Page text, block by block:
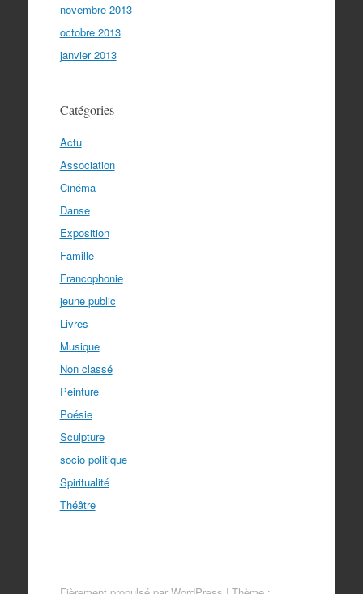
novembre 2013
octobre 2013
janvier 2013
Catégories
Actu
Association
Cinéma
Danse
Exposition
Famille
Francophonie
jeune public
Livres
Musique
Non classé
Peinture
Poésie
Sculpture
socio politique
Spiritualité
Théâtre